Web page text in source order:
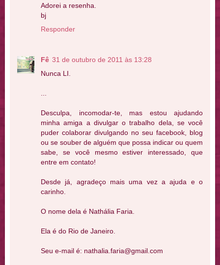
Adorei a resenha.
bj
Responder
Fê 31 de outubro de 2011 às 13:28
Nunca LI.
Desculpa, incomodar-te, mas estou ajudando
minha amiga a divulgar o trabalho dela, se você
puder colaborar divulgando no seu facebook, blog
ou se souber de alguém que possa indicar ou quem
sabe, se você mesmo estiver interessado, que
entre em contato!
Desde já, agradeço mais uma vez a ajuda e o
carinho.
O nome dela é Nathália Faria.
Ela é do Rio de Janeiro.
Seu e-mail é: nathalia.faria@gmail.com